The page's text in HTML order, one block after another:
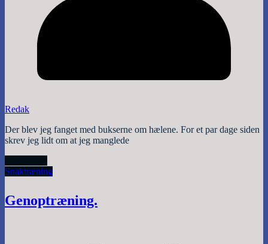
Redak
Der blev jeg fanget med bukserne om hælene. For et par dage siden
skrev jeg lidt om at jeg manglede
Snaktræning
Genoptræning.